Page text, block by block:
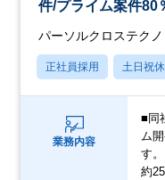
件/プライム案件80
パーソルクロステク
正社員採用 土日祝
業務内容
■同
ム
す。
約